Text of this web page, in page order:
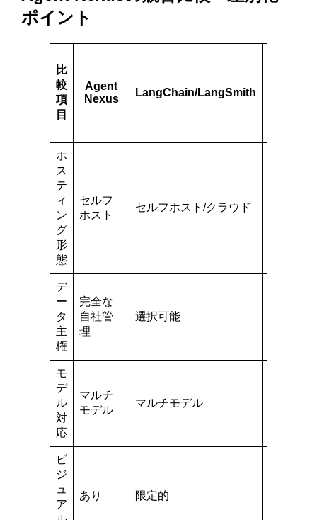
ポイント
比
較
項
目
Agent
Nexus
LangChain/LangSmith
ホ
ス
テ
ィ
ン
グ
形
態
セルフ
ホスト
セルフホスト/クラウド
デ
ー
タ
主
権
完全な
自社管
理
選択可能
モ
デ
ル
対
応
マルチ
モデル
マルチモデル
ビ
ジ
ュ
ア
あり 限定的